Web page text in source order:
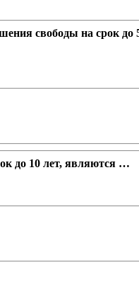
свободы на срок до
до 10 лет, являются …